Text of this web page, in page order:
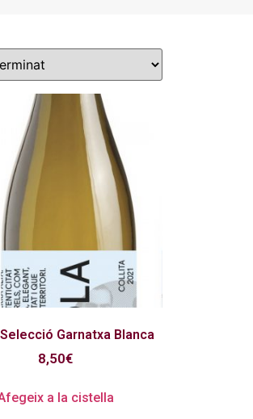
Garnatxa Blanca
8,50€
a la cistella